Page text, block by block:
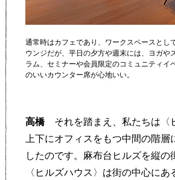
通常時はカフェであり、ワークスペースとし
ウンジだが、平日の夕方や週末には、ヨガや
ラム、セミナーや会員限定のコミュニティイ
のいいカウンター席が心地いい。
高橋それを踏まえ、私たちは〈
上下にオフィスをもつ中間の階層
したのです。麻布台ヒルズを縦の
〈ヒルズハウス〉は街の中心に